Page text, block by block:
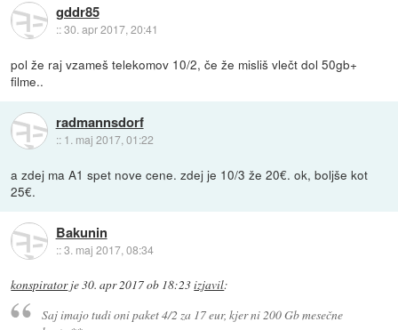
gddr85
::30. apr 2017, 20:41
pol že raj vzameš telekomov 10/2, če že misliš vlečt dol 50gb+
filme..
radmannsdorf
:: 1. maj 2017, 01:22
a zdej ma A1 spet nove cene. zdej je 10/3 že 20€. ok, boljše kot
25€.
Bakunin
::3. maj 2017, 08:34
konspiratorje30. apr 2017 ob 18:23izjavil:
Saj imajo tudi oni paket 4/2 za 17 eur, kjer ni 200 Gb mesečne